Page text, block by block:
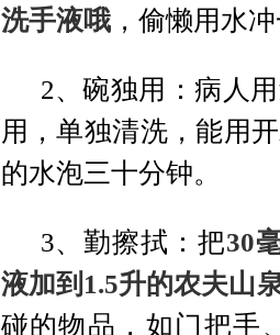
洗手液哦，偷懒用水
2、碗独用：病人
用，单独清洗，能用
的水泡三十分钟。
3、勤擦拭：把30
液加到1.5升的农夫山
碰的物品，如门把手